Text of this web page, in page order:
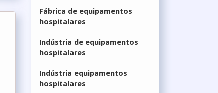
Fábrica de equipamentos
hospitalares
Indústria de equipamentos
hospitalares
Indústria equipamentos
hospitalares